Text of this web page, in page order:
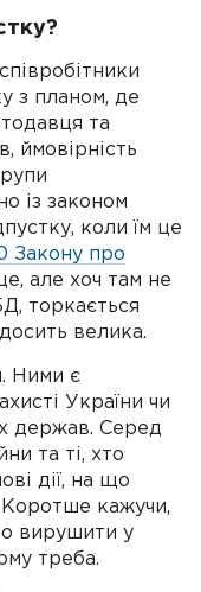
з планом, де
та
ймовірність
із законом
коли їм це
Закону про
але хоч там не
торкається
велика.
Ними є
України чи
держав. Серед
та ті, хто
дії, на що
Коротше кажучи,
вирушити у
треба.